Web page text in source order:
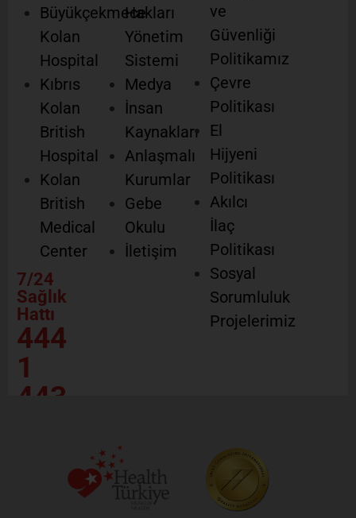
Büyükçekmece
Kolan
Hospital
Kıbrıs
Kolan
British
Hospital
Kolan
British
Medical
Center
7/24
Sağlık
Hattı
444
1
443
Hakları
Yönetim
Sistemi
Medya
İnsan
Kaynakları
Anlaşmalı
Kurumlar
Gebe
Okulu
İletişim
ve
Güvenliği
Politikamız
Çevre
Politikası
El
Hijyeni
Politikası
Akılcı
İlaç
Politikası
Sosyal
Sorumluluk
Projelerimiz